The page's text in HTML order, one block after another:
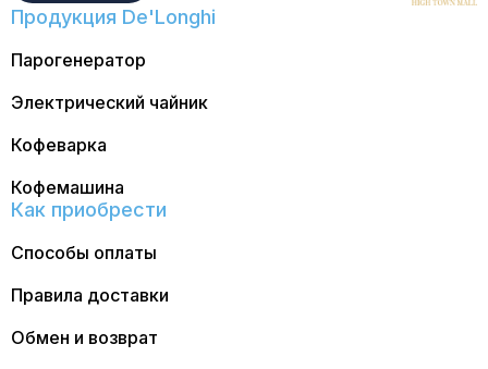
Продукция De'Longhi
Парогенератор
Электрический чайник
Кофеварка
Кофемашина
Как приобрести
Способы оплаты
Правила доставки
Обмен и возврат